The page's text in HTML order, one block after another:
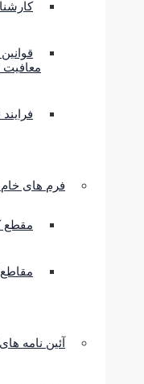
فرم های
مقطع
آئین نامه